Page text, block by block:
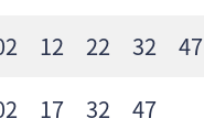
12 22 32 47
17 32 47